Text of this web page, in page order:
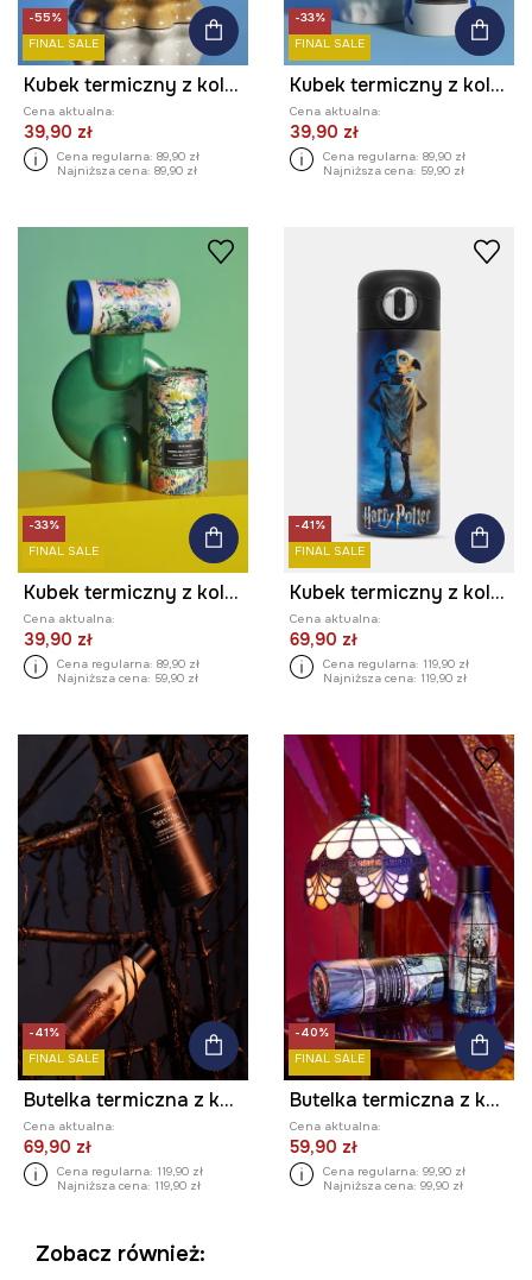
-55%
FINAL SALE
Kubek termiczny z kolekcji Eviva L'arte
Cena aktualna:
39,90 zł
Cena regularna: 89,90 zł
Najniższa cena: 89,90 zł
-33%
FINAL SALE
Kubek termiczny z kolekcji Eviva L'arte 480 ml
Cena aktualna:
39,90 zł
Cena regularna: 89,90 zł
Najniższa cena: 59,90 zł
-33%
FINAL SALE
Kubek termiczny z kolekcji Eviva L'arte 480 ml
Cena aktualna:
39,90 zł
Cena regularna: 89,90 zł
Najniższa cena: 59,90 zł
-41%
FINAL SALE
Kubek termiczny z kolekcji Harry Potter
Cena aktualna:
69,90 zł
Cena regularna: 119,90 zł
Najniższa cena: 119,90 zł
-41%
FINAL SALE
Butelka termiczna z kolekcji Zdzisław Beksiński x Medicine
Cena aktualna:
69,90 zł
Cena regularna: 119,90 zł
Najniższa cena: 119,90 zł
-40%
FINAL SALE
Butelka termiczna z kolekcji Eviva L'arte 500 ml kolor czarny
Cena aktualna:
59,90 zł
Cena regularna: 99,90 zł
Najniższa cena: 99,90 zł
Zobacz również: